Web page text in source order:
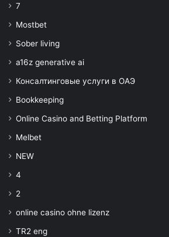
7
Mostbet
Sober living
a16z generative ai
Консалтинговые услуги в ОАЭ
Bookkeeping
Online Casino and Betting Platform
Melbet
NEW
4
2
online casino ohne lizenz
TR2 eng